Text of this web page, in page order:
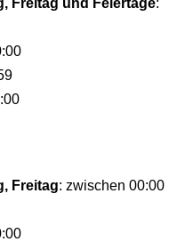
Freitag und Feiertage:
Freitag: zwischen 00:00